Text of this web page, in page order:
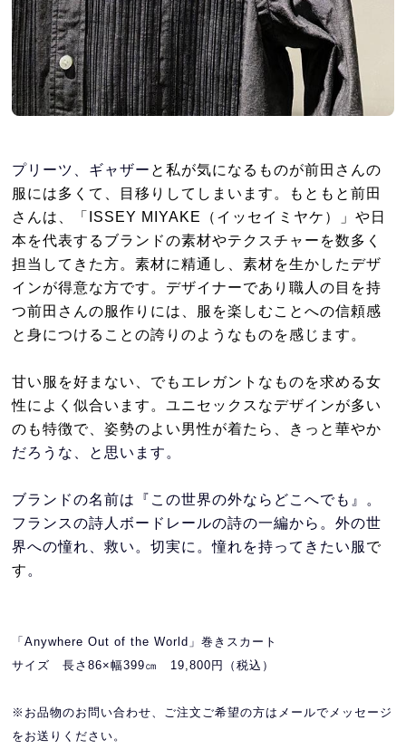
プリーツ、ギャザー と私が気になるものが前田さんの
服には多くて、目移りしてしまいます。もともと前田
さんは、「ISSEY MIYAKE（イッセイミヤケ）」や日
本を代表するブランドの素材やテクスチャーを数多く
担当してきた方。素材に精通し、素材を生かしたデザ
インが得意な方です。デザイナーであり職人の目を持
つ前田さんの服作りには、服を楽しむことへの信頼感
と身につけることの誇りのようなものを感じます。
甘い服を好まない、でもエレガントなものを求める女
性によく似合います。ユニセックスなデザインが多い
のも特徴で、姿勢のよい男性が着たら、きっと華やか
だろうな、と思います。
ブランドの名前は『この世界の外ならどこへでも』。
フランスの詩人ボードレールの詩の一編から。外の世
界への憧れ、救い。切実に。憧れを持ってきたい服 で
す 。
「Anywhere Out of the World」巻きスカート
サイズ 長さ86×幅399㎝ 19,800円（税込）
※お品物のお問い合わせ、ご注文ご希望の方はメールでメッセージ
をお送りください。